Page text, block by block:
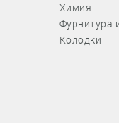
Химия
Фурнитура
Колодки